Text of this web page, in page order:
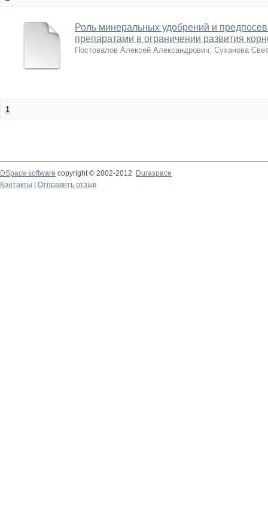
Роль минеральных удобрений и
препаратами в ограничении развития
Постовалов Алексей Александрович; Суханова
1
DSpace software copyright © 2002-2012
Duraspace
Контакты
Отправить отзыв